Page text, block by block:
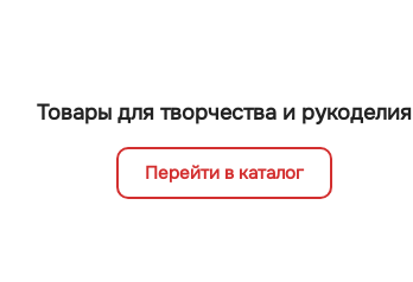
Товары для творчества и рукоделия
Перейти в каталог